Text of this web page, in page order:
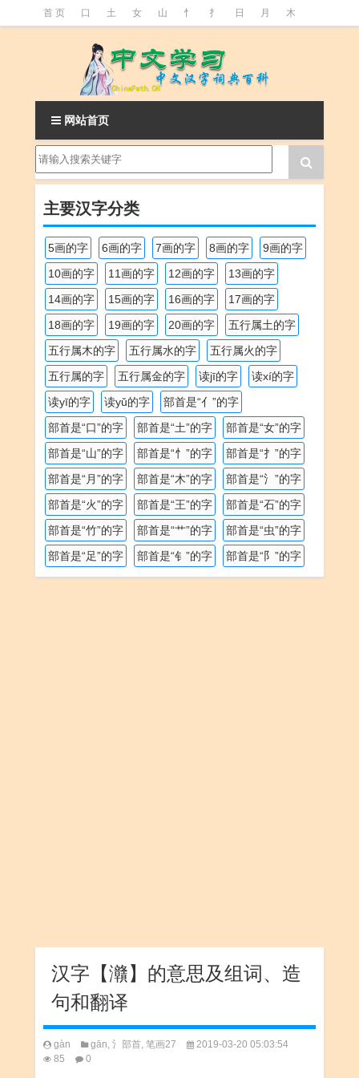
首 页 口 土 女 山 忄 扌 日 月 木
魚
网站首页
主要汉字分类
5画的字 6画的字 7画的字 8画的字
9画的字
10画的字
11画的字 12画的字
13画的字
14画的字
15画的字 16画的字
17画的字
18画的字
19画的字 20画的字
五行属土的字
五行属木的字
五行属水的字
五行属火的字
五行属的字
五行属金的字 读jī的字
读xí的字
读yī的字
读yǔ的字
部首是“亻”的字
部首是“口”的字
部首是“土”的字
部首是“女”的字
部首是“山”的字
部首是“忄”的字
部首是“扌”的字
部首是“月”的字
部首是“木”的字
部首是“氵”的字
部首是“火”的字
部首是“王”的字
部首是“石”的字
部首是“竹”的字
部首是“艹”的字
部首是“虫”的字
部首是“足”的字
部首是“钅”的字 部首是“阝”的字
汉字【灨】的意思及组词、造
句和翻译
gàn gān, 氵部首, 笔画27
2019-03-20 05:03:54
85
0